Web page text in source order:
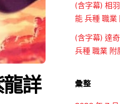
詳
(含字幕) 相
能 兵種 職業
(含字幕) 達
兵種 職業 附
彙整